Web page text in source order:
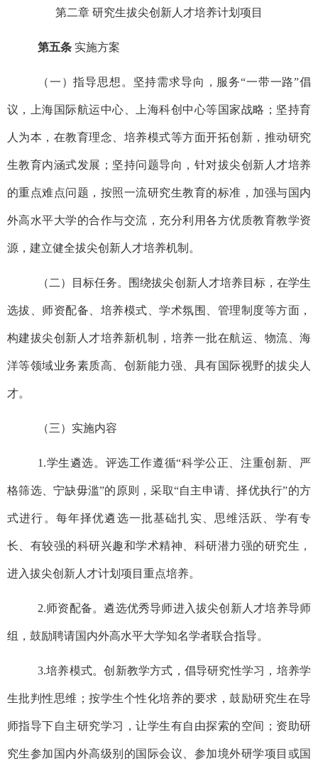
第二章 研究生拔尖创新人才培养计划项目
第五条 实施方案
（一）指导思想。坚持需求导向，服务“一带一路”倡
议，上海国际航运中心、上海科创中心等国家战略；坚持育
人为本，在教育理念、培养模式等方面开拓创新，推动研究
生教育内涵式发展；坚持问题导向，针对拔尖创新人才培养
的重点难点问题，按照一流研究生教育的标准，加强与国内
外高水平大学的合作与交流，充分利用各方优质教育教学资
源，建立健全拔尖创新人才培养机制。
（二）目标任务。围绕拔尖创新人才培养目标，在学生
选拔、师资配备、培养模式、学术氛围、管理制度等方面，
构建拔尖创新人才培养新机制，培养一批在航运、物流、海
洋等领域业务素质高、创新能力强、具有国际视野的拔尖人
才。
（三）实施内容
1.学生遴选。评选工作遵循“科学公正、注重创新、严
格筛选、宁缺毋滥”的原则，采取“自主申请、择优执行”的方
式进行。每年择优遴选一批基础扎实、思维活跃、学有专
长、有较强的科研兴趣和学术精神、科研潜力强的研究生，
进入拔尖创新人才计划项目重点培养。
2.师资配备。遴选优秀导师进入拔尖创新人才培养导师
组，鼓励聘请国内外高水平大学知名学者联合指导。
3.培养模式。创新教学方式，倡导研究性学习，培养学
生批判性思维；按学生个性化培养的要求，鼓励研究生在导
师指导下自主研究学习，让学生有自由探索的空间；资助研
究生参加国内外高级别的国际会议、参加境外研学项目或国